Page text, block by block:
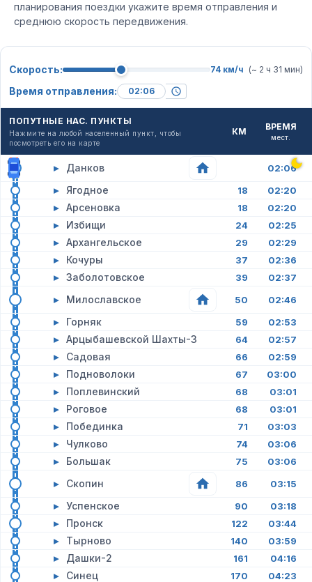
планирования поездки укажите время отправления и
среднюю скорость передвижения.
Скорость: 74 км/ч (~ 2 ч 31 мин)
Время отправления:
ПОПУТНЫЕ НАС. ПУНКТЫ
Нажмите на любой населенный пункт, чтобы
посмотреть его на карте
КМ ВРЕМЯ
мест.
▸ Данков 02:06
▸ Ягодное 18 02:20
▸ Арсеновка 18 02:20
▸ Избищи 24 02:25
▸ Архангельское 29 02:29
▸ Кочуры 37 02:36
▸ Заболотовское 39 02:37
▸ Милославское 50 02:46
▸ Горняк 59 02:53
▸ Арцыбашевской Шахты-3 64 02:57
▸ Садовая 66 02:59
▸ Подноволоки 67 03:00
▸ Поплевинский 68 03:01
▸ Роговое 68 03:01
▸ Побединка 71 03:03
▸ Чулково 74 03:06
▸ Большак 75 03:06
▸ Скопин 86 03:15
▸ Успенское 90 03:18
▸ Пронск 122 03:44
▸ Тырново 140 03:59
▸ Дашки-2 161 04:16
▸ Синец 170 04:23